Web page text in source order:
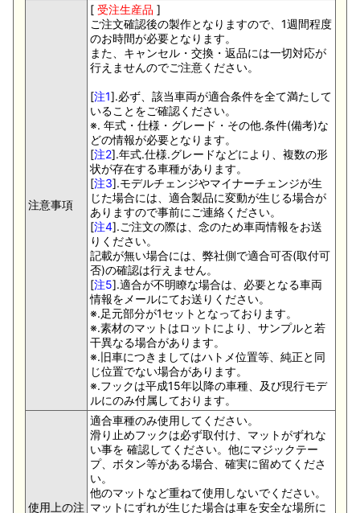
注意事項
[ 受注生産品 ]
ご注文確認後の製作となりますので、1週間程度
のお時間が必要となります。
また、キャンセル・交換・返品には一切対応が
行えませんのでご注意ください。
[注1].必ず、該当車両が適合条件を全て満たして
いることをご確認ください。
※. 年式・仕様・グレード・その他.条件(備考)な
どの情報が必要となります。
[注2].年式.仕様.グレードなどにより、複数の形
状が存在する車種があります。
[注3].モデルチェンジやマイナーチェンジが生
じた場合には、適合製品に変動が生じる場合が
ありますので事前にご連絡ください。
[注4].ご注文の際は、念のため車両情報をお送
りください。
記載が無い場合には、弊社側で適合可否(取付可
否)の確認は行えません。
[注5].適合が不明瞭な場合は、必要となる車両
情報をメールにてお送りください。
※.足元部分が1セットとなっております。
※.素材のマットはロットにより、サンプルと若
干異なる場合があります。
※.旧車につきましてはハトメ位置等、純正と同
じ位置でない場合があります。
※.フックは平成15年以降の車種、及び現行モデ
ルにのみ付属しております。
使用上の注
適合車種のみ使用してください。
滑り止めフックは必ず取付け、マットがずれな
い事を 確認してください。他にマジックテー
プ、ボタン等がある場合、確実に留めてくださ
い。
他のマットなど重ねて使用しないでください。
マットにずれが生じた場合は車を安全な場所に